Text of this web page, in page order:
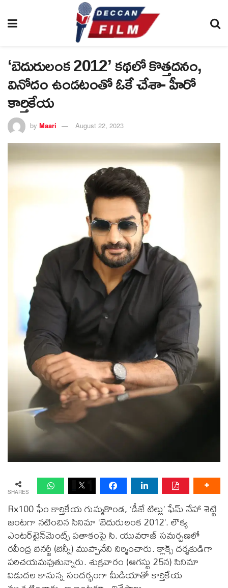
‘బెదురులంక 2012’ కథలో కొత్తదనం,
వినోదం ఉండటంతో ఓకే చేశా- హీరో
కార్తికేయ
by Maari August 22, 2023
SHARES
Rx100 ఫేం కార్తికేయ గుమ్మకొండ, ‘డీజే టిల్లు’ ఫేమ్ నేహా శెట్టి
జంటగా నటించిన సినిమా ‘బెదురులంక 2012’. లౌక్య
ఎంట‌ర్‌టైన్‌మెంట్స్‌ పతాకంపై సి. యువరాజ్ సమర్పణలో
రవీంద్ర బెనర్జీ (బెన్నీ) ముప్పానేని నిర్మించారు. క్లాక్స్ దర్శకుడిగా
పరిచయమవుతున్నారు. శుక్రవారం (ఆగస్టు 25న) సినిమా
విడుదల కానున్న సందర్భంగా మీడియాతో కార్తికేయ